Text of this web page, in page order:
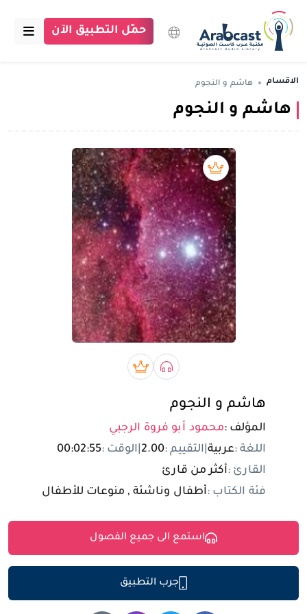
الرئيسية
مكتبة عرب كاست
تبرع للمكتبة
تسجيل الدخول
مستخدم جديد
حمّل التطبيق الآن
الاقسام هاشم و النجوم
هاشم و النجوم
بريميوم book
صوتي bookبريميوم book
هاشم و النجوم
المؤلف :محمود أبو فروة الرجبي
اللغة :عربية التقييم :2.00 الوقت :00:02:55
القارئ :أكثر من قارئ
فئة الكتاب :أطفال وناشئة , منوعات للأطفال
استمع الى جميع الفصول
جرب التطبيق